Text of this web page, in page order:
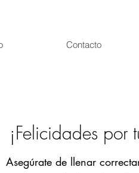
Contacto
¡Felicidades por
Asegúrate de llenar